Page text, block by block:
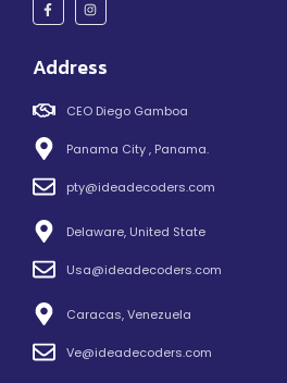
Address
CEO Diego Gamboa
Panama City , Panama.
pty@ideadecoders.com
Delaware, United State
Usa@ideadecoders.com
Caracas, Venezuela
Ve@ideadecoders.com